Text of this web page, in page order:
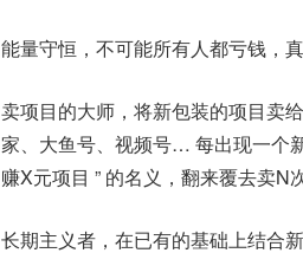
能量守恒，不可能所有人都亏钱，
卖项目的大师，将新包装的项目卖
家、大鱼号、视频号… 每出现一个
赚X元项目 ” 的名义，翻来覆去卖N次
长期主义者，在已有的基础上结合